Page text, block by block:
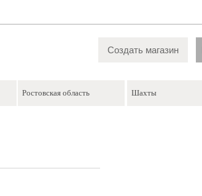
Создать магазин